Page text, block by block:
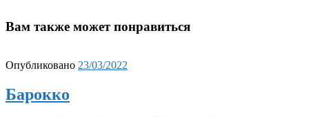
Вам также может понравиться
Опубликовано 23/03/2022
Барокко